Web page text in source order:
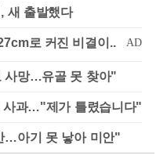
새 출발했다
사망…유골 못 찾아"
사과…"제가 틀렸습니다"
…아기 못 낳아 미안"